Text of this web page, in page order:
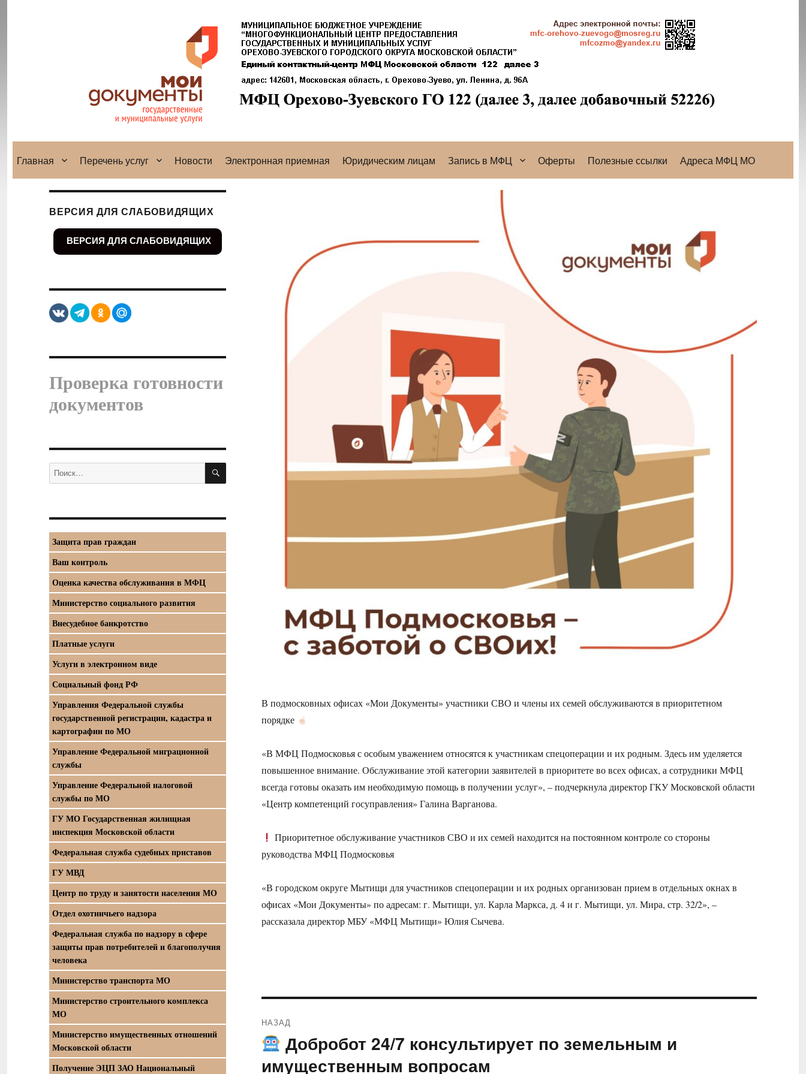
Главная Перечень услуг Новости Электронная приемная Юридическим лицам Запись в МФЦ Оферты Полезные ссылки Адреса МФЦ МО
В подмосковных офисах «Мои Документы» участники СВО и члены их семей обслуживаются в приоритетном
порядке
«В МФЦ Подмосковья с особым уважением относятся к участникам спецоперации и их родным. Здесь им уделяется
повышенное внимание. Обслуживание этой категории заявителей в приоритете во всех офисах, а сотрудники МФЦ
всегда готовы оказать им необходимую помощь в получении услуг», – подчеркнула директор ГКУ Московской области
«Центр компетенций госуправления» Галина Варганова.
Приоритетное обслуживание участников СВО и их семей находится на постоянном контроле со стороны
руководства МФЦ Подмосковья
«В городском округе Мытищи для участников спецоперации и их родных организован прием в отдельных окнах в
офисах «Мои Документы» по адресам: г. Мытищи, ул. Карла Маркса, д. 4 и г. Мытищи, ул. Мира, стр. 32/2», –
рассказала директор МБУ «МФЦ Мытищи» Юлия Сычева.
по
записям
НАЗАД
Предыдущая
запись:
Добробот 24/7 консультирует по земельным и
имущественным вопросам
ВЕРСИЯ ДЛЯ СЛАБОВИДЯЩИХ
ВЕРСИЯ ДЛЯ СЛАБОВИДЯЩИХ
Проверка готовности
документов
Искать: ПОИСК
Защита прав граждан
Ваш контроль
Оценка качества обслуживания в МФЦ
Министерство социального развития
Внесудебное банкротство
Платные услуги
Услуги в электронном виде
Социальный фонд РФ
Управления Федеральной службы
государственной регистрации, кадастра и
картографии по МО
Управление Федеральной миграционной
службы
Управление Федеральной налоговой
службы по МО
ГУ МО Государственная жилищная
инспекция Московской области
Федеральная служба судебных приставов
ГУ МВД
Центр по труду и занятости населения МО
Отдел охотничьего надзора
Федеральная служба по надзору в сфере
защиты прав потребителей и благополучия
человека
Министерство транспорта МО
Министерство строительного комплекса
МО
Министерство имущественных отношений
Московской области
Получение ЭЦП ЗАО Национальный